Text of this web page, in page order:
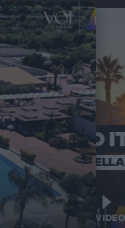
RADIO
VOI
VIDEO